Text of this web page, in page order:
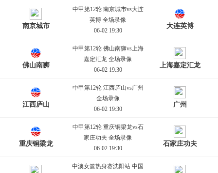
南京城市
中甲第12轮 南京城市vs大连
英博 全场录像
06-02 19:30
大连英博
佛山南狮
中甲第12轮 佛山南狮vs上海
嘉定汇龙 全场录像
06-02 19:30
上海嘉定汇龙
江西庐山
中甲第12轮 江西庐山vs广州
全场录像
06-02 19:30
广州
重庆铜梁龙
中甲第12轮 重庆铜梁龙vs石
家庄功夫 全场录像
06-02 19:30
石家庄功夫
中澳女篮热身赛沈阳站 中国